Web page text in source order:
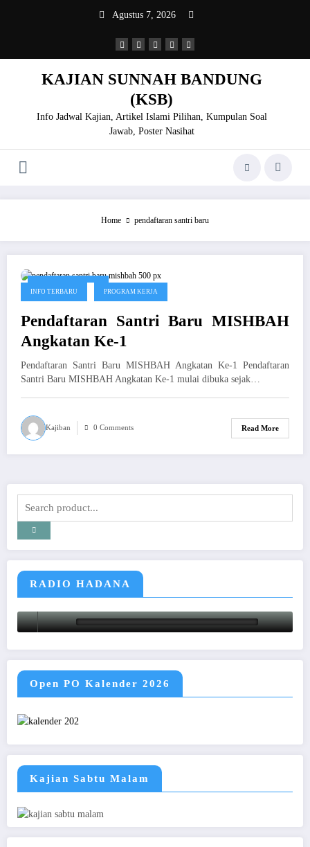
Agustus 7, 2026
KAJIAN SUNNAH BANDUNG
(KSB)
Info Jadwal Kajian, Artikel Islami Pilihan, Kumpulan Soal
Jawab, Poster Nasihat
Home pendaftaran santri baru
INFO TERBARU PROGRAM KERJA
Pendaftaran Santri Baru MISHBAH
Angkatan Ke-1
Pendaftaran Santri Baru MISHBAH Angkatan Ke-1 Pendaftaran
Santri Baru MISHBAH Angkatan Ke-1 mulai dibuka sejak…
Kajiban 0 Comments Read More
RADIO HADANA
Open PO Kalender 2026
Kajian Sabtu Malam